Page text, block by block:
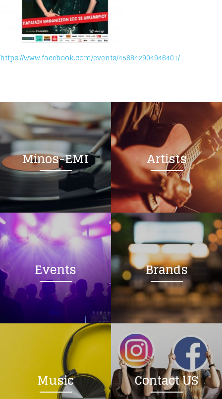
https://www.facebook.com/events/456842904946401/
Minos-EMI Artists
Events Brands
Music Contact US
Loading your form, please wait...